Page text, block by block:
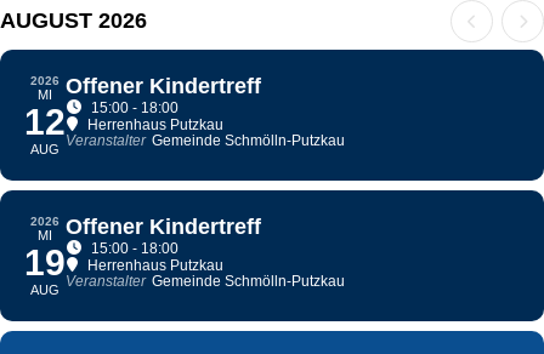
AUGUST 2026
2026
MI
12
AUG
Offener Kindertreff
15:00 - 18:00
Herrenhaus Putzkau
Veranstalter Gemeinde Schmölln-Putzkau
2026
MI
19
AUG
Offener Kindertreff
15:00 - 18:00
Herrenhaus Putzkau
Veranstalter Gemeinde Schmölln-Putzkau